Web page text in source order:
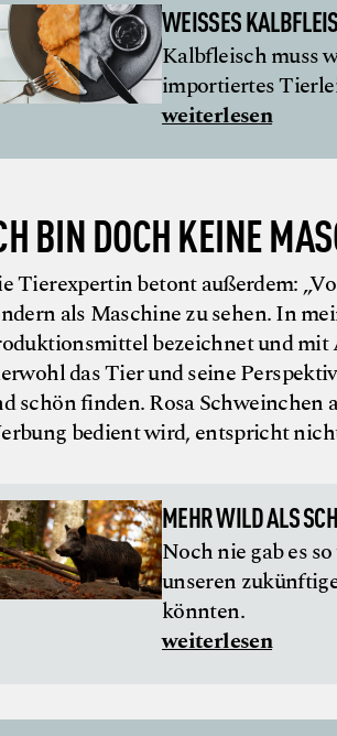
WEISSES
Kalbfleisch muss
importiertes
weiterlesen
BIN DOCH KEINE
Tierexpertin betont außerdem:
als Maschine zu sehen. In
bezeichnet und mit
das Tier und seine
schön finden. Rosa Schweinchen
bedient wird, entspricht
MEHR WILD ALS
Noch nie gab es
unseren
könnten.
weiterlesen